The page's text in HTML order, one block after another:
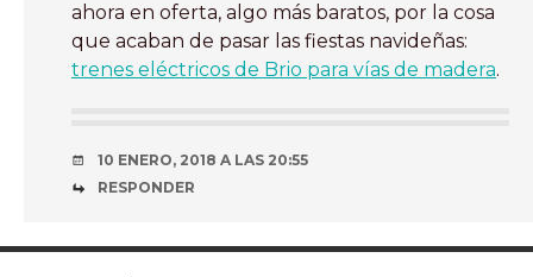
ahora en oferta, algo más baratos, por la cosa
que acaban de pasar las fiestas navideñas:
trenes eléctricos de Brio para vías de madera.
10 ENERO, 2018 A LAS 20:55
RESPONDER